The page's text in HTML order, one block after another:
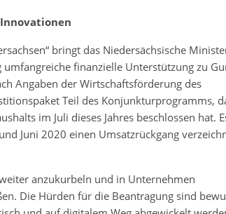
bringt das Niedersächsische
finanzielle Unterstützung zu
Angaben der Wirtschaftsförderung des
Teil des Konjunkturprogramms,
im Juli dieses Jahres beschlossen hat.
Juni 2020 einen Umsatzrückgang
anzukurbeln und in Unternehmen
Die Hürden für die Beantragung sind